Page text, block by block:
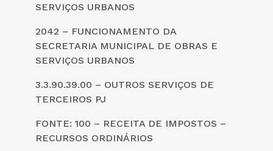
SERVIÇOS URBANOS
2042 – FUNCIONAMENTO DA
SECRETARIA MUNICIPAL DE OBRAS E
SERVIÇOS URBANOS
3.3.90.39.00 – OUTROS SERVIÇOS DE
TERCEIROS PJ
FONTE: 100 – RECEITA DE IMPOSTOS –
RECURSOS ORDINÁRIOS